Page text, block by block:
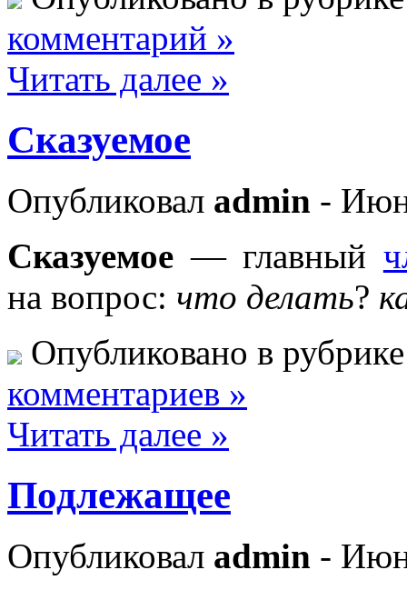
комментарий »
Читать далее »
Сказуемое
Опубликовал admin -
Сказуемое — главный
на вопрос: что делать?
Опубликовано в
комментариев »
Читать далее »
Подлежащее
Опубликовал admin -